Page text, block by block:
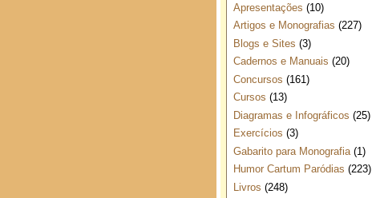
Apresentações (10)
Artigos e Monografias (227)
Blogs e Sites (3)
Cadernos e Manuais (20)
Concursos (161)
Cursos (13)
Diagramas e Infográficos (25)
Exercícios (3)
Gabarito para Monografia (1)
Humor Cartum Paródias (223)
Livros (248)